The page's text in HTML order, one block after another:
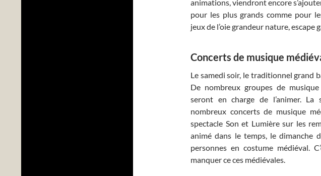
animations, viendront encore
pour les plus grands comme pour
jeux de l’oie grandeur nature, escape
Concerts de musique
Le samedi soir, le traditionnel grand
De nombreux groupes de
seront en charge de l’animer.
nombreux concerts de musique
spectacle Son et Lumière sur les
animé dans le temps, le dimanche
personnes en costume médiéval.
manquer ce ces médiévales.